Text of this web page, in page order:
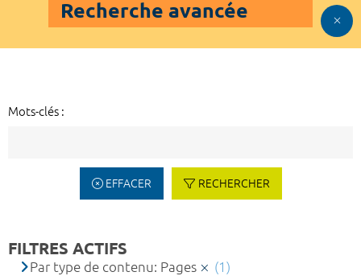
Recherche avancée
Mots-clés :
EFFACER RECHERCHER
FILTRES ACTIFS
Par type de contenu: Pages
(1)